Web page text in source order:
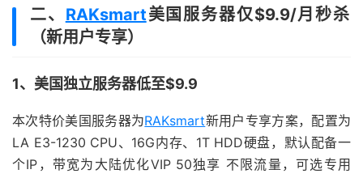
二、 RAKsmart美国服务器仅$9.9/月秒杀
（新用户专享）
1、美国独立服务器低至$9.9
本次特价美国服务器为RAKsmart新用户专享方案，配置为
LA E3-1230 CPU、16G内存、1T HDD硬盘，默认配备一
个IP，带宽为大陆优化VIP 50独享 不限流量，可选专用